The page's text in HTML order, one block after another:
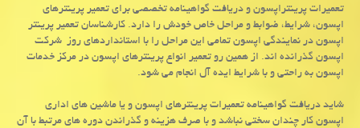
تعمیرات پرینتراپسون و دریافت گواهینامه تخصصی برای تعمیر پرینترهای
اپسون، شرایط، ضوابط و مراحل خاص خودش را دارد. کارشناسان تعمیر پرینتر
اپسون در نمایندگی اپسون تمامی این مراحل را با استانداردهای روز شرکت
اپسون گذرانده اند. از همین رو تعمیر انواع پرینترهای اپسون در مرکز خدمات
اپسون به راحتی و با شرایط ایده آل انجام می شود.
شاید دریافت گواهینامه تعمیرات پرینترهای اپسون و یا ماشین های اداری
اپسون کار چندان سختی نباشد و با صرف هزینه و گذراندن دوره های مرتبط با آن